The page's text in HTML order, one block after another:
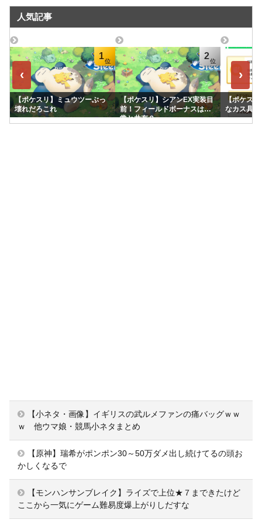
人気記事
‹
1
【ポケスリ】ミュウツーぶっ
壊れだろこれ
2
【ポケスリ】シアンEX実装目
前！フィールドボーナスは通
常と共有？
【ポケス
なカス具合
›
【小ネタ・画像】イギリスの武ルメファンの痛バッグｗｗ
ｗ 他ウマ娘・競馬小ネタまとめ
【原神】瑞希がポンポン30～50万ダメ出し続けてるの頭お
かしくなるで
【モンハンサンブレイク】ライズで上位★７まできたけど
ここから一気にゲーム難易度爆上がりしだすな